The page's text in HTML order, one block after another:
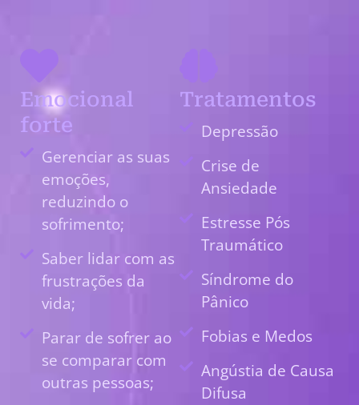
Emocional
forte
Gerenciar as suas
emoções,
reduzindo o
sofrimento;
Saber lidar com as
frustrações da
vida;
Parar de sofrer ao
se comparar com
outras pessoas;
Tratamentos
Depressão
Crise de
Ansiedade
Estresse Pós
Traumático
Síndrome do
Pânico
Fobias e Medos
Angústia de Causa
Difusa